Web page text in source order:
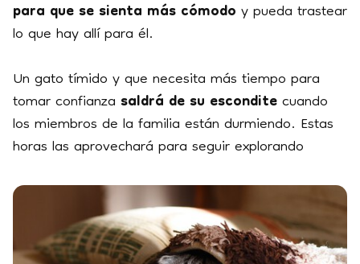
para que se sienta más cómodoy pueda trastear
lo que hay allí para él.
Un gato tímido y que necesita más tiempo para
tomar confianzasaldrá de su esconditecuando
los miembros de la familia están durmiendo. Estas
horas las aprovechará para seguir explorando